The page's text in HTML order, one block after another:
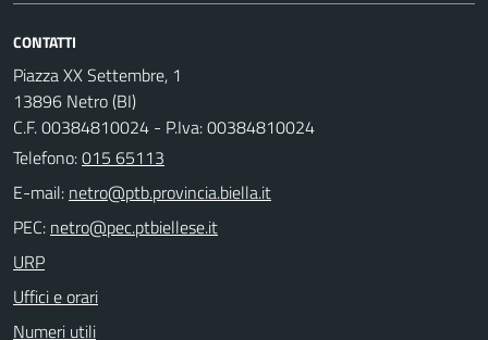
CONTATTI
Piazza XX Settembre, 1
13896 Netro (BI)
C.F. 00384810024 - P.Iva: 00384810024
Telefono:015 65113
E-mail:
PEC:
URP
Uffici e orari
Numeri utili